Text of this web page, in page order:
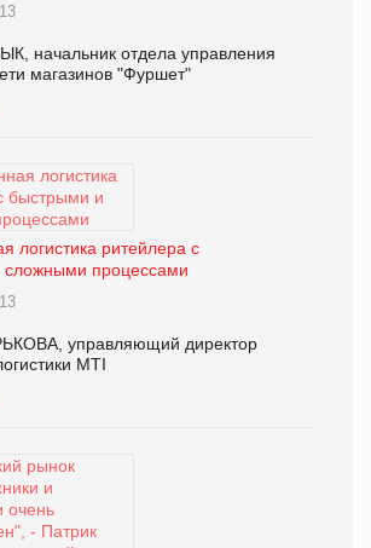
начальник отдела управления
магазинов "Фуршет"
логистика ритейлера с
процессами
управляющий директор
МТІ